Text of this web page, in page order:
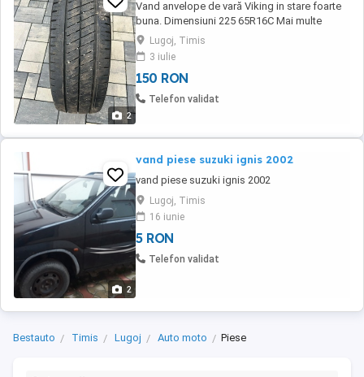
2
Vand anvelope de vară Viking in stare foarte
buna. Dimensiuni 225 65R16C Mai multe
detalii la telefon
Lugoj, Timis
3 iulie
150 RON
Telefon validat
2
vand piese suzuki ignis 2002
vand piese suzuki ignis 2002
Lugoj, Timis
16 iunie
5 RON
Telefon validat
Bestauto Timis Lugoj Auto moto Piese